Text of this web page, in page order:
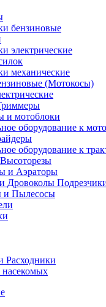
бензиновые
электрические
механические
(Мотокосы)
и мотоблоки
оборудование к
оборудование к
и Аэраторы
Дровоколы
и Пылесосы
Расходники
насекомых